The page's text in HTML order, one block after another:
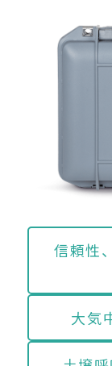
信頼性
大気